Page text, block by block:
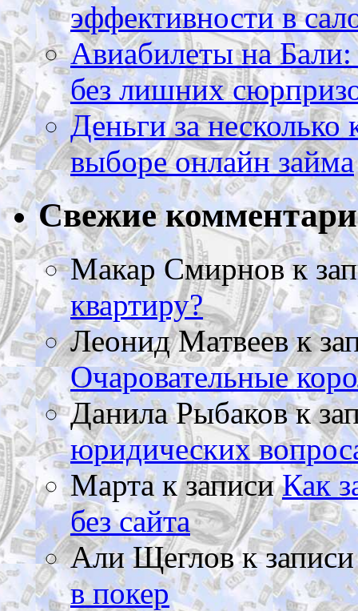
эффективности в
Авиабилеты на Бали:
без лишних
Деньги за
выборе онлайн займа
Свежие
Макар Смирновк
квартиру?
Леонид Матвеевк
Очаровательные
Данила Рыбаковк
юридических
Марта к записиКак
без сайта
Али Щегловк
в покер